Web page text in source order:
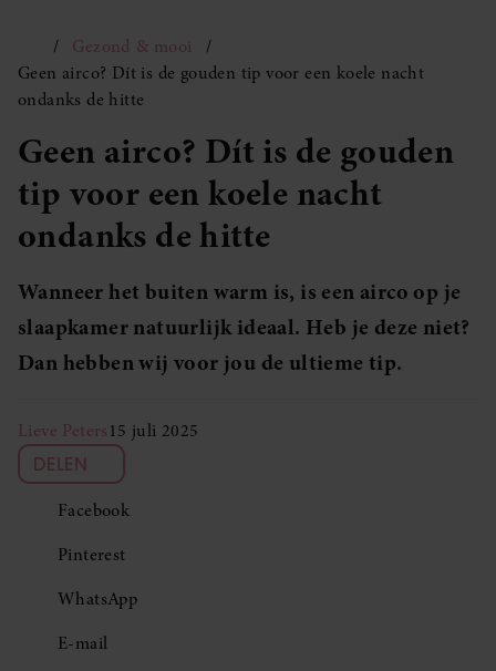
Gezond & mooi
Geen airco? Dít is de gouden tip voor een koele nacht
ondanks de hitte
Geen airco? Dít is de gouden
tip voor een koele nacht
ondanks de hitte
Wanneer het buiten warm is, is een airco op je
slaapkamer natuurlijk ideaal. Heb je deze niet?
Dan hebben wij voor jou de ultieme tip.
Lieve Peters15 juli 2025
DELEN
Facebook
Pinterest
WhatsApp
E-mail